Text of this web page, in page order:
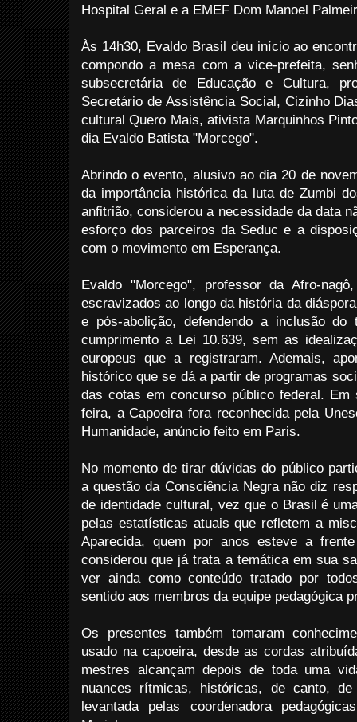
Hospital Geral e a EMEF Dom Manoel
Às 14h30, Evaldo Brasil deu início ao
compondo a mesa com a vice-prefeita,
subsecretária de Educação e Cultura,
Secretário de Assistência Social, Cizinho
cultural Quero Mais, ativista Marquinhos
dia Evaldo Batista "Morcego".
Abrindo o evento, alusivo ao dia 20 de
da importância histórica da luta de Zumbi
anfitrião, considerou a necessidade da data
esforço dos parceiros da Seduc e a
com o movimento em Esperança.
Evaldo "Morcego", professor da Afro-
escravizados ao longo da história da
e pós-abolição, defendendo a inclusão
cumprimento a Lei 10.639, sem as
europeus que a registraram. Ademais,
histórico que se dá a partir de programas
das cotas em concurso público federal.
feira, a Capoeira fora reconhecida pela
Humanidade, anúncio feito em Paris.
No momento de tirar dúvidas do público
a questão da Consciência Negra não diz
de identidade cultural, vez que o Brasil é
pelas estatísticas atuais que refletem a
Aparecida, quem por anos esteve a
considerou que já trata a temática em sua
ver ainda como conteúdo tratado por
sentido aos membros da equipe pedagógica
Os presentes também tomaram
usado na capoeira, desde as cordas
mestres alcançam depois de toda uma
nuances rítmicas, históricas, de canto,
levantada pelas coordenadora